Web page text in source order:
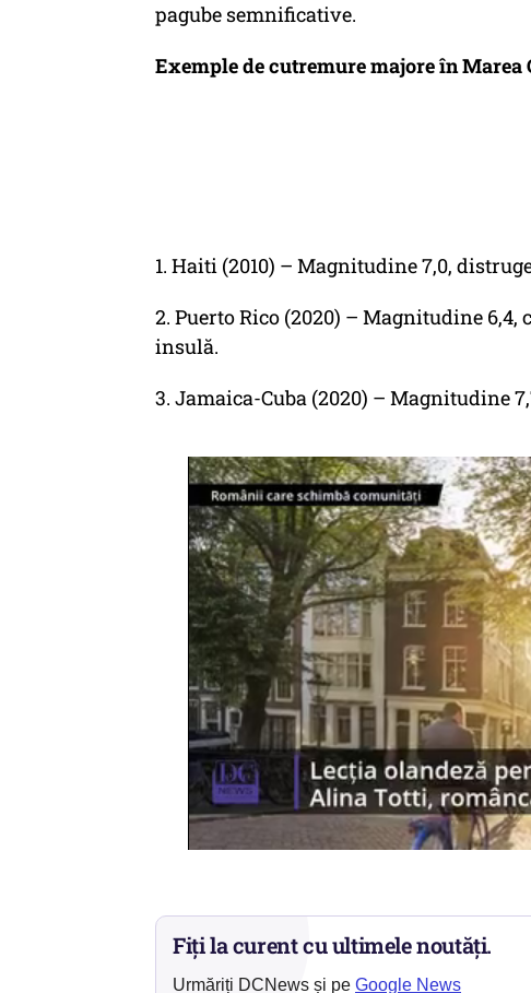
pagube semnificative.
Exemple de cutremure majore în Marea
1. Haiti (2010) – Magnitudine 7,0,
2. Puerto Rico (2020) – Magnitudine
insulă.
3. Jamaica-Cuba (2020) – Magnitudine
Fiți la curent cu ultimele noutăți.
Urmăriți DCNews și pe Google News